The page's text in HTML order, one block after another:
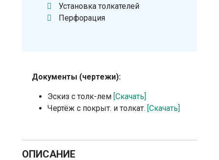
Установка толкателей
Перфорация
Документы (чертежи):
Эскиз с толк-лем [Скачать]
Чертёж с покрыт. и толкат. [Скачать]
ОПИСАНИЕ